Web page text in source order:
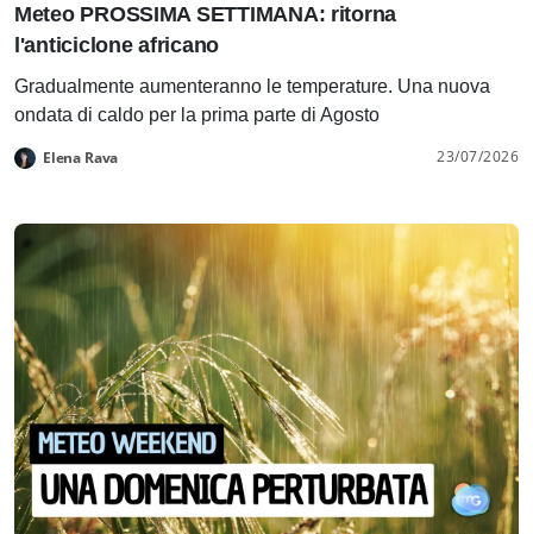
Meteo PROSSIMA SETTIMANA: ritorna
l'anticiclone africano
Gradualmente aumenteranno le temperature. Una nuova
ondata di caldo per la prima parte di Agosto
Elena Rava 23/07/2026